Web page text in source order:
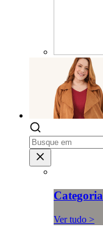
Categoria
Ver tudo >